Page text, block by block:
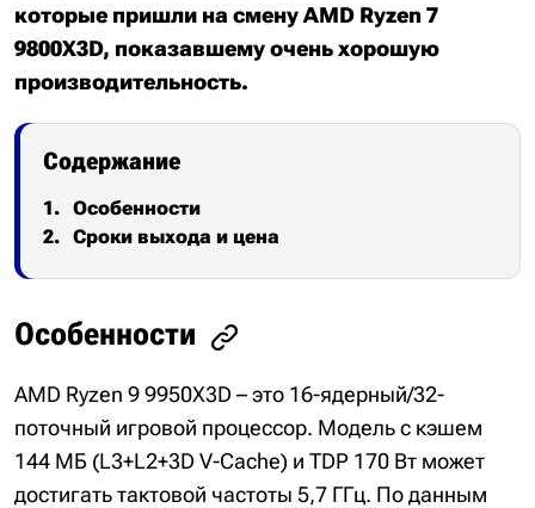
которые пришли на смену AMD Ryzen 7
9800X3D, показавшему очень хорошую
производительность.
Содержание
Особенности
Сроки выхода и цена
Особенности
AMD Ryzen 9 9950X3D – это 16-ядерный/32-
поточный игровой процессор. Модель с кэшем
144 МБ (L3+L2+3D V-Cache) и TDP 170 Вт может
достигать тактовой частоты 5,7 ГГц. По данным